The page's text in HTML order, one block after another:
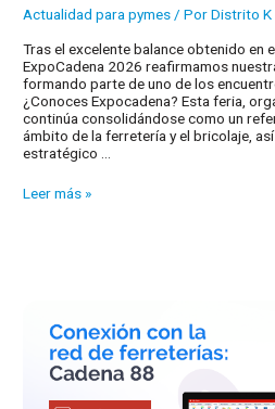
Actualidad para pymes / PorDistrito K
Tras el excelente balance obtenido en
ExpoCadena 2026 reafirmamos
formando parte de uno de los
¿Conoces Expocadena? Esta feria,
continúa consolidándose como un
ámbito de la ferretería y el bricolaje,
estratégico …
Distrito
ExpoCadena
2026
Leer más »